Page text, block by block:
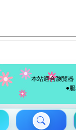
本站適合瀏覽器
●